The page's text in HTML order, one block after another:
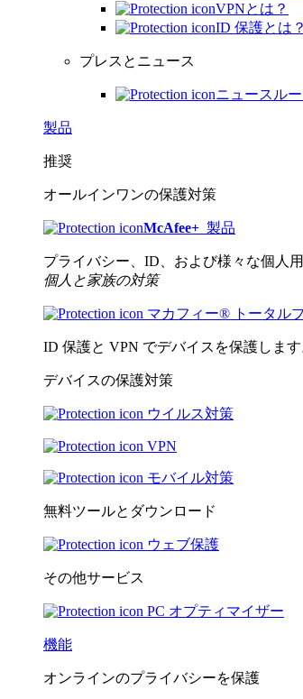
VPNとは？
ID 保護とは？
プレスとニュース
ニュースル
製品
推奨
オールインワンの保護対策
McAfee+ 製品
プライバシー、ID、および様々な個人
個人と家族の対策
マカフィー® トータル
ID 保護と VPN でデバイスを保護します
デバイスの保護対策
ウイルス対策
VPN
モバイル対策
無料ツールとダウンロード
ウェブ保護
その他サービス
PC オプティマイザー
機能
オンラインのプライバシーを保護